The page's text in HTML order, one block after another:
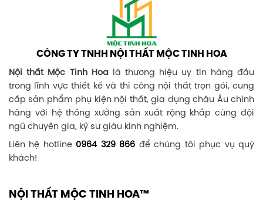
CÔNG TY TNHH NỘI THẤT MỘC TINH HOA
Nội thất Mộc Tinh Hoalà thương hiệu uy tín hàng đầu
trong lĩnh vực thiết kế và thi công nội thất trọn gói, cung
cấp sản phẩm phụ kiện nội thất, gia dụng châu Âu chính
hãng với hệ thống xưởng sản xuất rộng khắp cùng đội
ngũ chuyên gia, kỹ sư giàu kinh nghiệm.
Liên hệ hotline 0964 329 866 để chúng tôi phục vụ quý
khách!
NỘI THẤT MỘC TINH HOA™